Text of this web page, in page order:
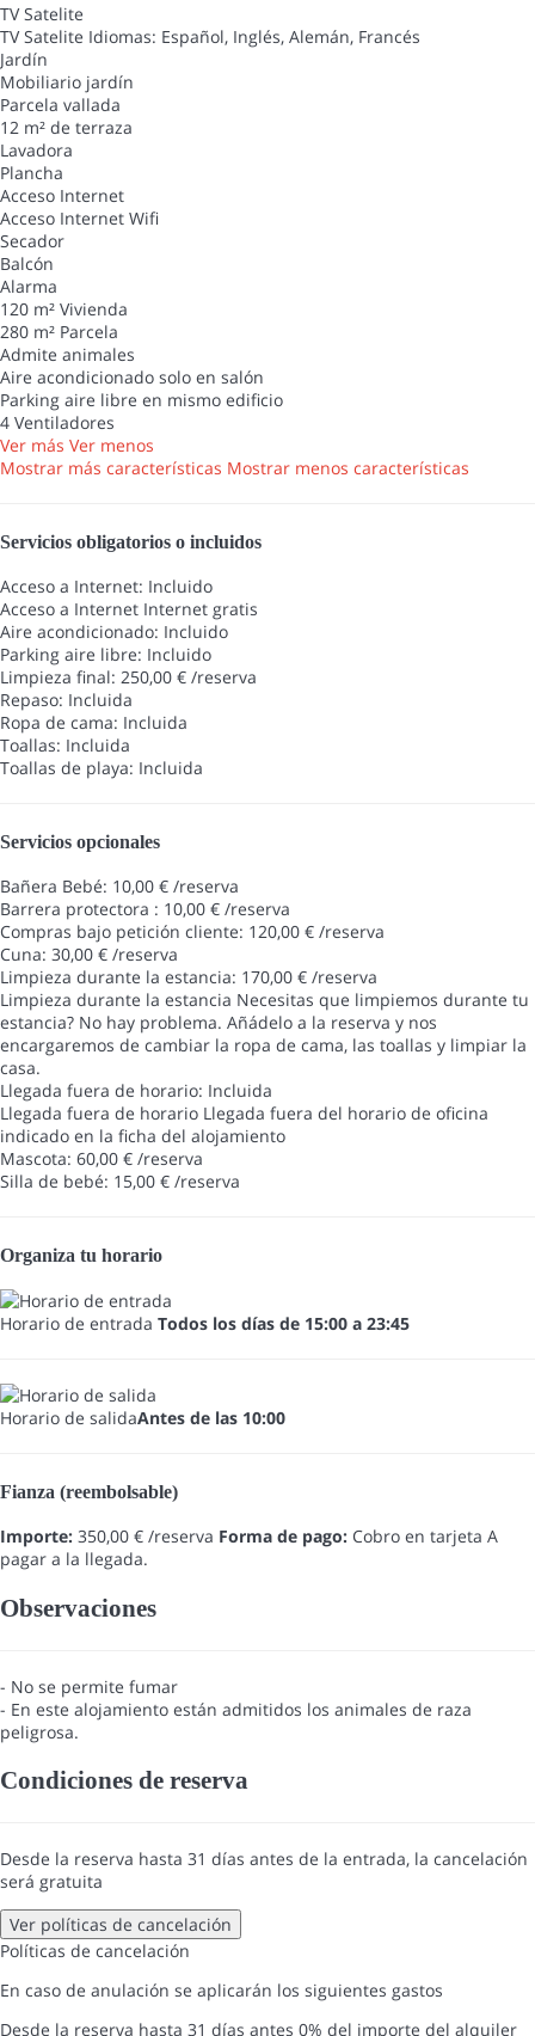
TV Satelite
TV Satelite Idiomas: Español, Inglés, Alemán, Francés
Jardín
Mobiliario jardín
Parcela vallada
12 m² de terraza
Lavadora
Plancha
Acceso Internet
Acceso Internet Wifi
Secador
Balcón
Alarma
120 m² Vivienda
280 m² Parcela
Admite animales
Aire acondicionado solo en salón
Parking aire libre en mismo edificio
4 Ventiladores
Ver más Ver menos
Mostrar más características Mostrar menos características
Servicios obligatorios o incluidos
Acceso a Internet: Incluido
Acceso a Internet Internet gratis
Aire acondicionado: Incluido
Parking aire libre: Incluido
Limpieza final: 250,00 € /reserva
Repaso: Incluida
Ropa de cama: Incluida
Toallas: Incluida
Toallas de playa: Incluida
Servicios opcionales
Bañera Bebé: 10,00 € /reserva
Barrera protectora : 10,00 € /reserva
Compras bajo petición cliente: 120,00 € /reserva
Cuna: 30,00 € /reserva
Limpieza durante la estancia: 170,00 € /reserva
Limpieza durante la estancia Necesitas que limpiemos durante tu
estancia? No hay problema. Añádelo a la reserva y nos
encargaremos de cambiar la ropa de cama, las toallas y limpiar la
casa.
Llegada fuera de horario: Incluida
Llegada fuera de horario Llegada fuera del horario de oficina
indicado en la ficha del alojamiento
Mascota: 60,00 € /reserva
Silla de bebé: 15,00 € /reserva
Organiza tu horario
Horario de entrada Todos los días de 15:00 a 23:45
Horario de salidaAntes de las 10:00
Fianza (reembolsable)
Importe: 350,00 € /reserva Forma de pago: Cobro en tarjeta A
pagar a la llegada.
Observaciones
- No se permite fumar
- En este alojamiento están admitidos los animales de raza
peligrosa.
Condiciones de reserva
Desde la reserva hasta 31 días antes de la entrada, la cancelación
será gratuita
Ver políticas de cancelación
Políticas de cancelación
En caso de anulación se aplicarán los siguientes gastos
Desde la reserva hasta 31 días antes 0% del importe del alquiler